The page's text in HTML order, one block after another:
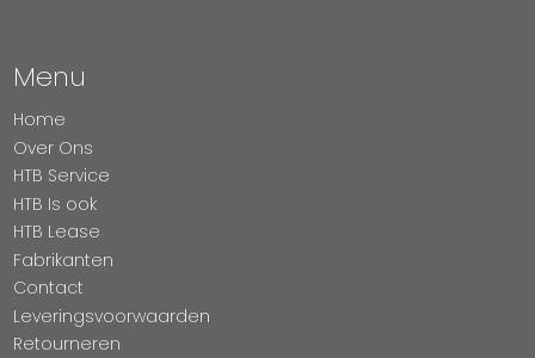
Menu
Home
Over Ons
HTB Service
HTB Is ook
HTB Lease
Fabrikanten
Contact
Leveringsvoorwaarden
Retourneren